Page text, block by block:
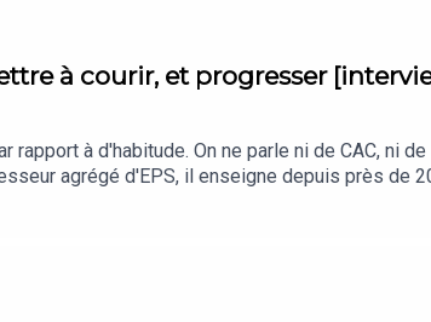
à courir, et progresser
à d'habitude. On ne parle ni de CAC, ni
agrégé d'EPS, il enseigne depuis près de
bitume et trail, court et long, il refuse de
du Mont-Blanc sur 92 km, le trail de Haute
Boston ou Tokyo.On a passé une heure à
régularité bat toujours l'intensité.Pierre Chavy :